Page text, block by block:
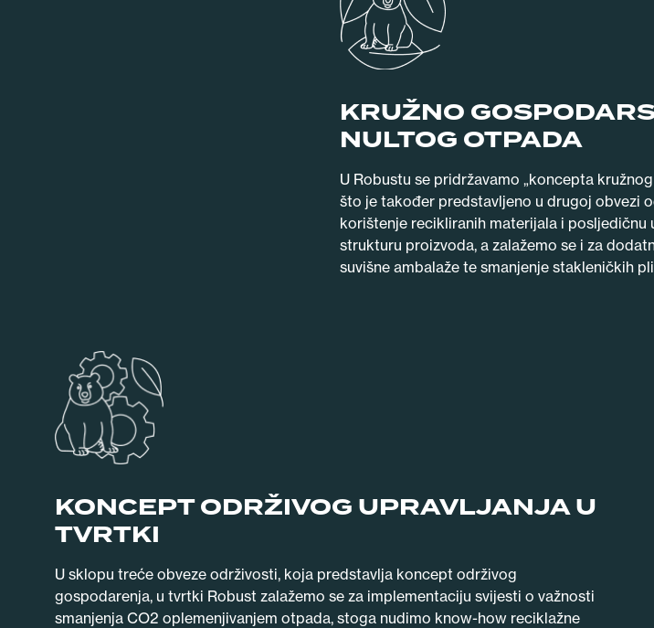
KRUŽNO
NULTOG OTPADA
U Robustu se pridržavamo „koncepta
što je također predstavljeno u drugoj obvezi
korištenje recikliranih materijala i
strukturu proizvoda, a zalažemo se i za
suvišne ambalaže te smanjenje stakleničkih
KONCEPT ODRŽIVOG UPRAVLJANJA U
TVRTKI
U sklopu treće obveze održivosti, koja predstavlja koncept održivog
gospodarenja, u tvrtki Robust zalažemo se za implementaciju svijesti o važnosti
smanjenja CO2 oplemenjivanjem otpada, stoga nudimo know-how reciklažne